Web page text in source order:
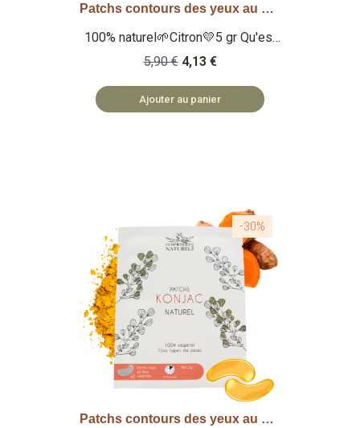
Aperçu rapide Patchs contours des yeux au Konjac - Citron
100% naturel🌱Citron💛5 gr Qu'est
ce que c'est ? Des patchs pour le
contour des yeux au konjac 100%
naturels à l'extrait de citron. 🏡
PATCHS FABRIQUÉS EN PRC ♻️
PATCHS BIODÉGRADABLES
5,90 € 4,13 €
Ajouter au panier
Aperçu rapide
-30%
Patchs contours des yeux au Konjac - Curcuma